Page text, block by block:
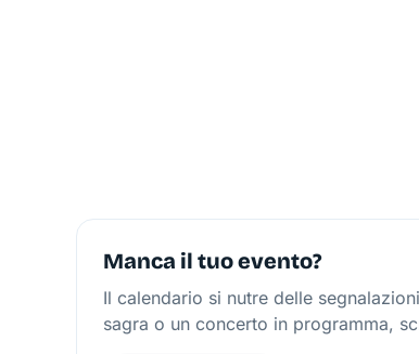
Manca il tuo evento?
Il calendario si nutre delle
sagra o un concerto in programma,